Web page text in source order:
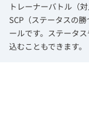
トレーナーバトル（
SCP（ステータスの
ールです。ステータ
込むこともできます。